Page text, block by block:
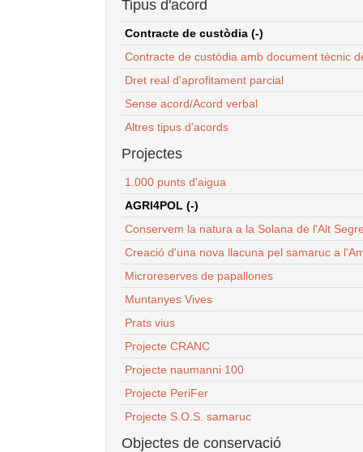
Tipus d'acord
Contracte de custòdia (-)
Contracte de custòdia amb document tècnic
Dret real d'aprofitament parcial
Sense acord/Acord verbal
Altres tipus d'acords
Projectes
1.000 punts d'aigua
AGRI4POL (-)
Conservem la natura a la Solana de l'Alt
Creació d'una nova llacuna pel samaruc a
Microreserves de papallones
Muntanyes Vives
Prats vius
Projecte CRANC
Projecte naumanni 100
Projecte PeriFer
Projecte S.O.S. samaruc
Objectes de conservació